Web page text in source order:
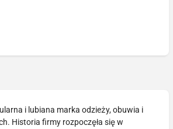
i lubiana marka odzieży, obuwia i
Historia firmy rozpoczęła się w